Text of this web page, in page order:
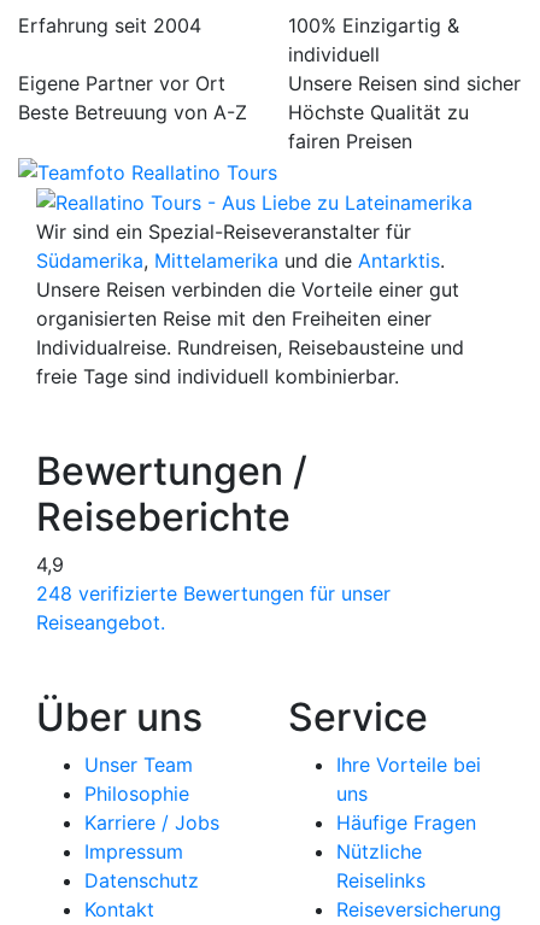
Erfahrung seit 2004
100% Einzigartig &
individuell
Eigene Partner vor Ort
Unsere Reisen sind sicher
Beste Betreuung von A-Z
Höchste Qualität zu
fairen Preisen
Wir sind ein Spezial-Reiseveranstalter für
Südamerika, Mittelamerika und die Antarktis.
Unsere Reisen verbinden die Vorteile einer gut
organisierten Reise mit den Freiheiten einer
Individualreise. Rundreisen, Reisebausteine und
freie Tage sind individuell kombinierbar.
Bewertungen /
Reiseberichte
4,9
248 verifizierte Bewertungen für unser
Reiseangebot.
Über uns
Unser Team
Philosophie
Karriere / Jobs
Impressum
Datenschutz
Kontakt
Service
Ihre Vorteile bei
uns
Häufige Fragen
Nützliche
Reiselinks
Reiseversicherung